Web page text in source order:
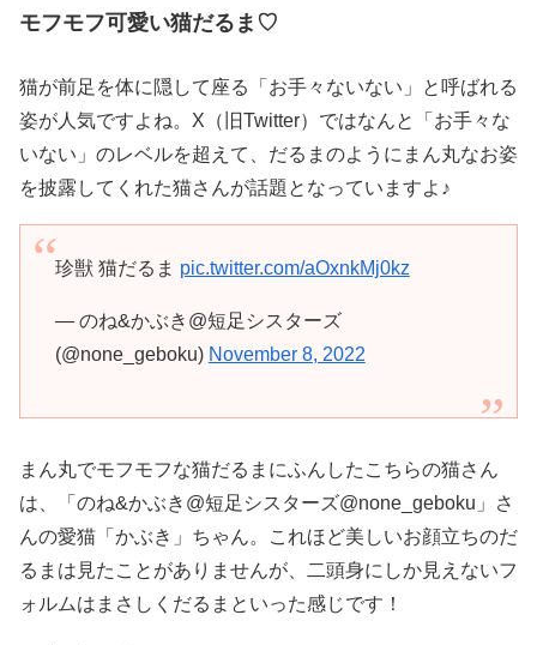
モフモフ可愛い猫だるま♡
猫が前足を体に隠して座る「お手々ないない」と呼ばれる
姿が人気ですよね。X（旧Twitter）ではなんと「お手々な
いない」のレベルを超えて、だるまのようにまん丸なお姿
を披露してくれた猫さんが話題となっていますよ♪
珍獣 猫だるま pic.twitter.com/aOxnkMj0kz
— のね&かぶき@短足シスターズ
(@none_geboku) November 8, 2022
まん丸でモフモフな猫だるまにふんしたこちらの猫さん
は、「のね&かぶき@短足シスターズ@none_geboku」さ
んの愛猫「かぶき」ちゃん。これほど美しいお顔立ちのだ
るまは見たことがありませんが、二頭身にしか見えないフ
ォルムはまさしくだるまといった感じです！